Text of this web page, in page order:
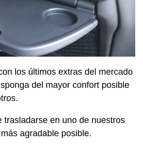
los últimos extras del mercado
del mayor confort posible
trasladarse en uno de nuestros
agradable posible.